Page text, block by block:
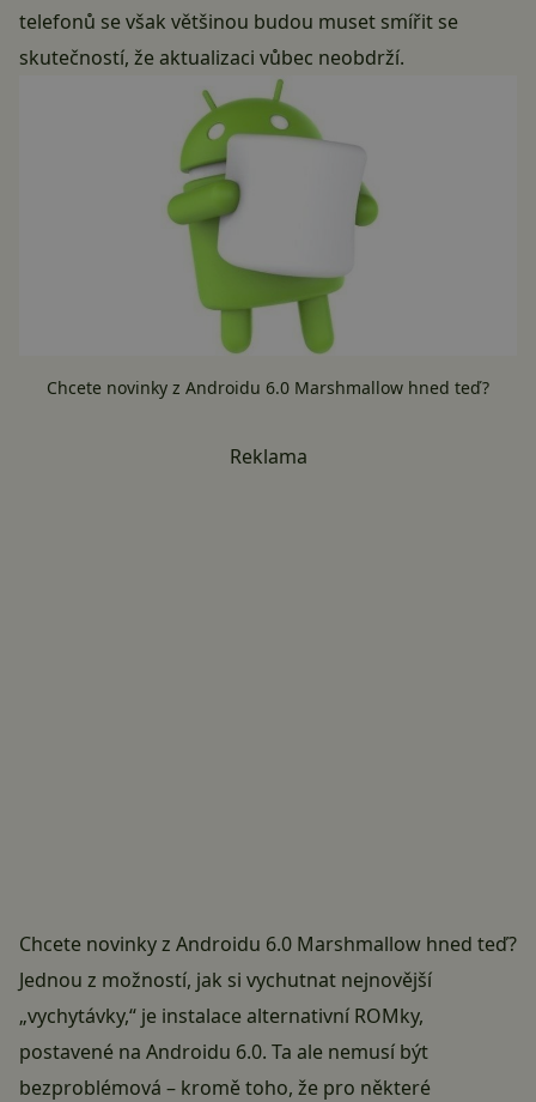
telefonů se však většinou budou muset smířit se
skutečností, že aktualizaci vůbec neobdrží.
Chcete novinky z Androidu 6.0 Marshmallow hned teď?
Reklama
Chcete novinky z Androidu 6.0 Marshmallow hned teď?
Jednou z možností, jak si vychutnat nejnovější
„vychytávky,“ je instalace alternativní ROMky,
postavené na Androidu 6.0. Ta ale nemusí být
bezproblémová – kromě toho, že pro některé